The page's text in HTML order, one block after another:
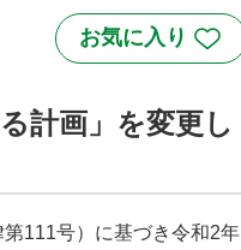
計画」を変更し
111号）に基づき令和2年